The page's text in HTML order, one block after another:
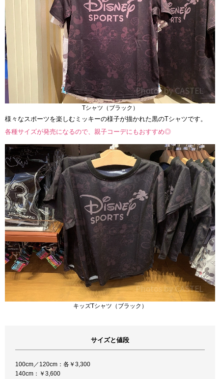
Tシャツ（ブラック）
様々なスポーツを楽しむミッキーの様子が描かれた黒のTシャツです。
各種サイズが発売になるので、親子コーデにもおすすめ◎
キッズTシャツ（ブラック）
サイズと値段
100cm／120cm：各￥3,300
140cm：￥3,600